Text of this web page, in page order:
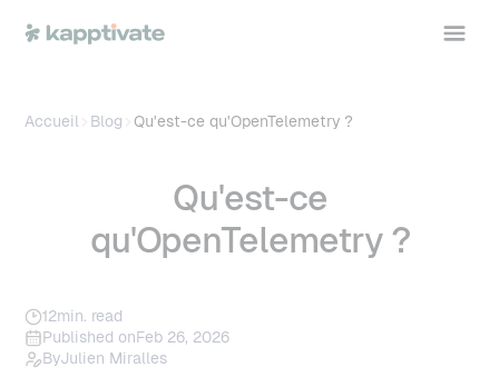
Accueil Blog Qu'est-ce qu'OpenTelemetry ?
Qu'est-ce
qu'OpenTelemetry ?
12min. read
Published onFeb 26, 2026
ByJulien Miralles